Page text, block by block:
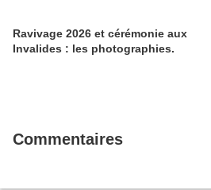
Ravivage 2026 et cérémonie aux
Invalides : les photographies.
Commentaires